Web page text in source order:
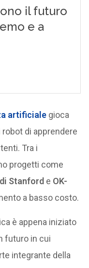
artificiale gioca
di apprendere
Tra i
progetti come
Stanford e OK-
a basso costo.
è appena iniziato
futuro in cui
integrante della